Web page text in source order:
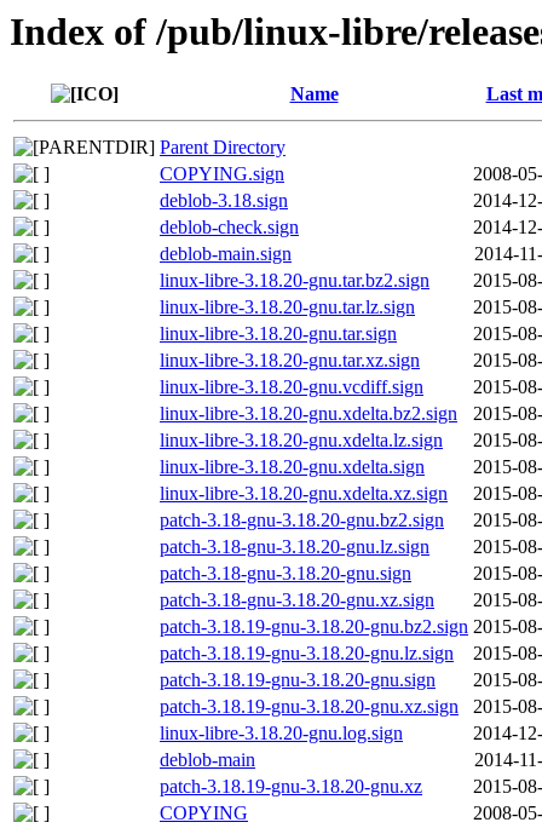
Index of /pub/linux-libre/
Name Last
Parent Directory
COPYING.sign
2008-
deblob-3.18.sign
2014-
deblob-check.sign
2014-
deblob-main.sign
2014-
linux-libre-3.18.20-gnu.tar.bz2.sign
2015-
linux-libre-3.18.20-gnu.tar.lz.sign
2015-
linux-libre-3.18.20-gnu.tar.sign
2015-
linux-libre-3.18.20-gnu.tar.xz.sign
2015-
linux-libre-3.18.20-gnu.vcdiff.sign
2015-
linux-libre-3.18.20-gnu.xdelta.bz2.sign
2015-
linux-libre-3.18.20-gnu.xdelta.lz.sign
2015-
linux-libre-3.18.20-gnu.xdelta.sign
2015-
linux-libre-3.18.20-gnu.xdelta.xz.sign
2015-
patch-3.18-gnu-3.18.20-gnu.bz2.sign
2015-
patch-3.18-gnu-3.18.20-gnu.lz.sign
2015-
patch-3.18-gnu-3.18.20-gnu.sign
2015-
patch-3.18-gnu-3.18.20-gnu.xz.sign
2015-
patch-3.18.19-gnu-3.18.20-gnu.bz2.sign 2015-
patch-3.18.19-gnu-3.18.20-gnu.lz.sign
2015-
patch-3.18.19-gnu-3.18.20-gnu.sign
2015-
patch-3.18.19-gnu-3.18.20-gnu.xz.sign
2015-
linux-libre-3.18.20-gnu.log.sign
2014-
deblob-main
2014-
patch-3.18.19-gnu-3.18.20-gnu.xz
2015-
COPYING
2008-